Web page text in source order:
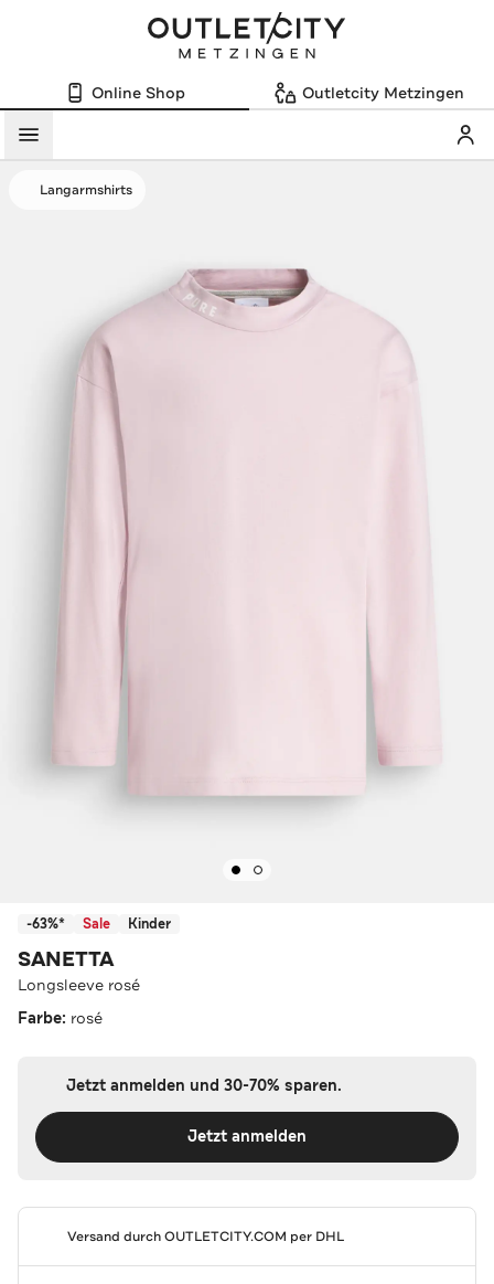
Online Shop Outletcity Metzingen
Menü
Langarmshirts
-63%* Sale Kinder
SANETTA
Longsleeve rosé
Farbe: rosé
Jetzt anmelden und 30-70% sparen.
Jetzt anmelden
Versand durchOUTLETCITY.COM per DHL